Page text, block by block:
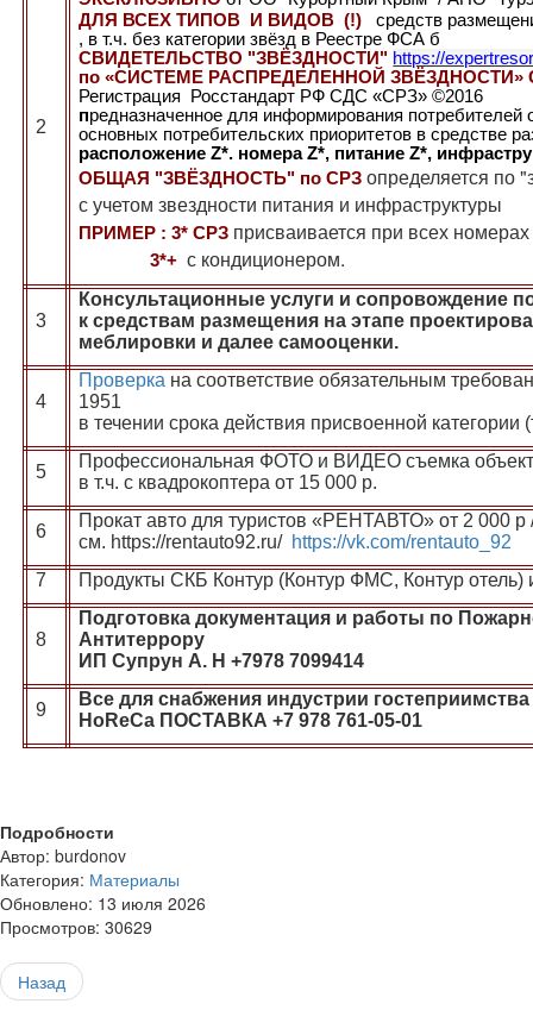
2
ДЛЯ ВСЕХ ТИПОВ И ВИДОВ (!)
средств
, в т.ч. без категории звёзд в Реестре ФСА б
СВИДЕТЕЛЬСТВО "ЗВЁЗДНОСТИ" https://
по «СИСТЕМЕ РАСПРЕДЕЛЕННОЙ ЗВЁЗДНОСТИ»
Регистрация Росстандарт РФ СДС «СРЗ»©2016
предназначенное для информирования потребителей
основных потребительских приоритетов всредстве
расположение Z*. номераZ*, питаниеZ*,
ОБЩАЯ "ЗВЁЗДНОСТЬ" по СРЗопределяется по
с учетом звездности питания и инфраструктуры
ПРИМЕР : 3* СРЗ присваивается при всех
3*+ с кондиционером.
3
Консультационные услуги и сопровождение
к средствам размещения на этапе
меблировки и далее самооценки.
4
Проверка на соответствие обязательным
1951
в течении срока действия присвоенной категории
5
Профессиональная ФОТО и ВИДЕО съемка
в т.ч. с квадрокоптера от 15 000 р.
6
Прокат авто для туристов «РЕНТАВТО» от 2 000 р
см. https://rentauto92.ru/ https://vk.com/rentauto_92
7
Продукты СКБ Контур (Контур ФМС, Контур отель)
8
Подготовка документация и работы по
Антитеррору
ИП Супрун А. Н +7978 7099414
9
Все для снабжения индустрии
HoReCa ПОСТАВКА +7 978 761-05-01
Подробности
Автор: burdonov
Категория: Материалы
Обновлено: 13 июля 2026
Просмотров: 30629
Назад